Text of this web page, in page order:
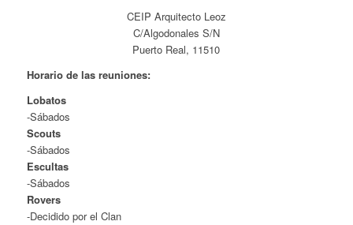
CEIP Arquitecto Leoz
C/Algodonales S/N
Puerto Real, 11510
Horario de las reuniones:
Lobatos
-Sábados
Scouts
-Sábados
Escultas
-Sábados
Rovers
-Decidido por el Clan